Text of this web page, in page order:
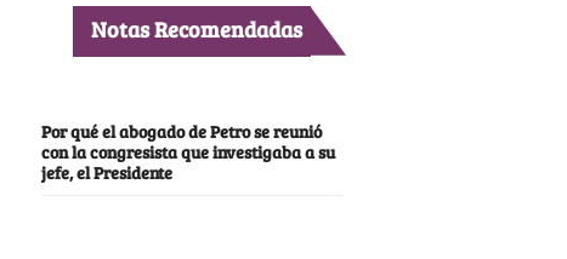
Notas Recomendadas
Por qué el abogado de Petro se reunió
con la congresista que investigaba a su
jefe, el Presidente